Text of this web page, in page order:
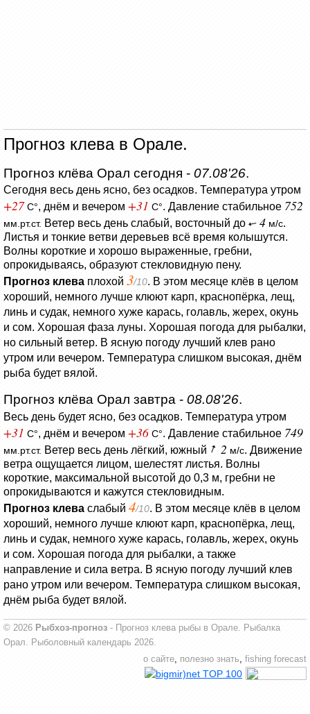
Прогноз клева в Орале.
Прогноз клёва Орал сегодня - 07.08'26.
Сегодня весь день ясно, без осадков. Температура утром
+27 C°, днём и вечером +31 C°. Давление стабильное 752
мм.рт.ст. Ветер весь день слабый, восточный до 4 м/с.
Листья и тонкие ветви деревьев всё время колышутся.
Волны короткие и хорошо выраженные, гребни,
опрокидываясь, образуют стекловидную пену.
Прогноз клева плохой 3/10. В этом месяце клёв в целом
хороший, немного лучше клюют карп, краснопёрка, лещ,
линь и судак, немного хуже карась, голавль, жерех, окунь
и сом. Хорошая фаза луны. Хорошая погода для рыбалки,
но сильный ветер. В ясную погоду лучший клев рано
утром или вечером. Температура слишком высокая, днём
рыба будет вялой.
Прогноз клёва Орал завтра - 08.08'26.
Весь день будет ясно, без осадков. Температура утром
+31 C°, днём и вечером +36 C°. Давление стабильное 749
мм.рт.ст. Ветер весь день лёгкий, южный 2 м/с. Движение
ветра ощущается лицом, шелестят листья. Волны
короткие, максимальной высотой до 0,3 м, гребни не
опрокидываются и кажутся стекловидным.
Прогноз клева слабый 4/10. В этом месяце клёв в целом
хороший, немного лучше клюют карп, краснопёрка, лещ,
линь и судак, немного хуже карась, голавль, жерех, окунь
и сом. Хорошая погода для рыбалки, а также
направление и сила ветра. В ясную погоду лучший клев
рано утром или вечером. Температура слишком высокая,
днём рыба будет вялой.
© 2026 Рыбхоз-прогноз - Прогноз клева рыбы в Орале. Рыбалка
Орал. Рыболовный календарь 2026.
о сайте
полезно знать fishing forecast